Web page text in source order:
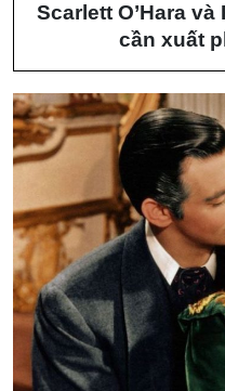
Scarlett O’Hara
cần xuất